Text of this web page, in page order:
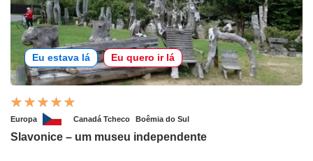
Eu estava lá Eu quero ir lá
Europa Canadá Tcheco Boêmia do Sul
Slavonice – um museu independente